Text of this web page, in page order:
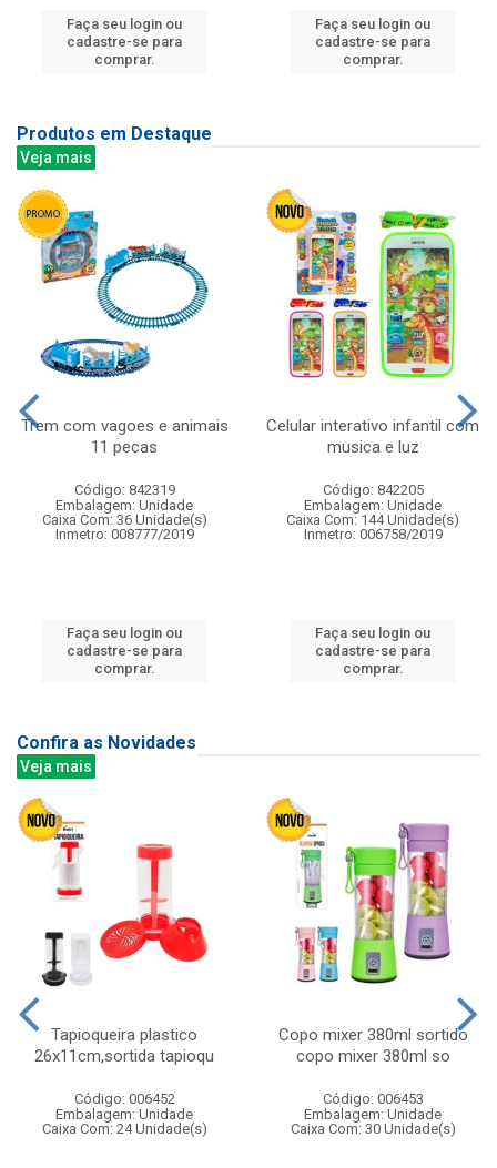
Faça seu login ou
cadastre-se para
comprar.
Faça seu login ou
cadastre-se para
comprar.
Produtos em Destaque
Veja mais
Trem com vagoes e animais
11 pecas
Código: 842319
Embalagem: Unidade
Caixa Com: 36 Unidade(s)
Inmetro: 008777/2019
Faça seu login ou
cadastre-se para
comprar.
Celular interativo infantil com
musica e luz
Código: 842205
Embalagem: Unidade
Caixa Com: 144 Unidade(s)
Inmetro: 006758/2019
Faça seu login ou
cadastre-se para
comprar.
Confira as Novidades
Veja mais
Tapioqueira plastico
26x11cm,sortida tapioqu
Código: 006452
Embalagem: Unidade
Caixa Com: 24 Unidade(s)
Copo mixer 380ml sortido
copo mixer 380ml so
Código: 006453
Embalagem: Unidade
Caixa Com: 30 Unidade(s)